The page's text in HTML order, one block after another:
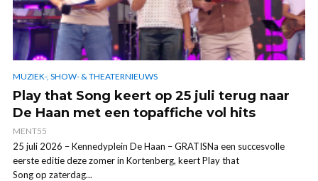
MUZIEK-, SHOW- & THEATERNIEUWS
Play that Song keert op 25 juli terug naar
De Haan met een topaffiche vol hits
MENT55
25 juli 2026 – Kennedyplein De Haan – GRATISNa een succesvolle
eerste editie deze zomer in Kortenberg, keert Play that
Song op zaterdag...